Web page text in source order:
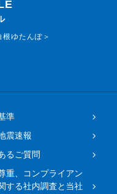
ゆたんぽ＞
準
震速報
るご質問
重、コンプライアン
する社内調査と当社